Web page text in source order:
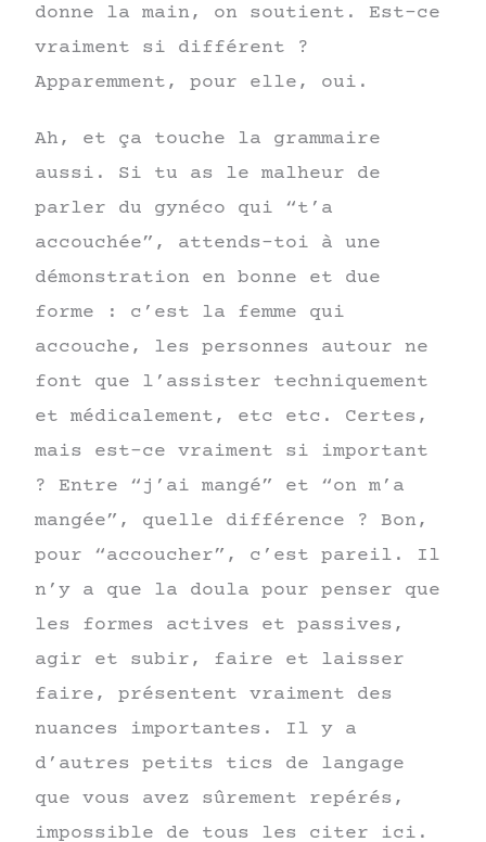
donne la main, on soutient. Est-ce
vraiment si différent ?
Apparemment, pour elle, oui.
Ah, et ça touche la grammaire
aussi. Si tu as le malheur de
parler du gynéco qui “t’a
accouchée”, attends-toi à une
démonstration en bonne et due
forme : c’est la femme qui
accouche, les personnes autour ne
font que l’assister techniquement
et médicalement, etc etc. Certes,
mais est-ce vraiment si important
? Entre “j’ai mangé” et “on m’a
mangée”, quelle différence ? Bon,
pour “accoucher”, c’est pareil. Il
n’y a que la doula pour penser que
les formes actives et passives,
agir et subir, faire et laisser
faire, présentent vraiment des
nuances importantes. Il y a
d’autres petits tics de langage
que vous avez sûrement repérés,
impossible de tous les citer ici.